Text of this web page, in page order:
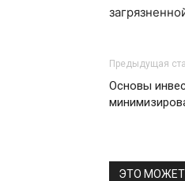
Предыдущая
Основы
ЭТО МОЖЕТ